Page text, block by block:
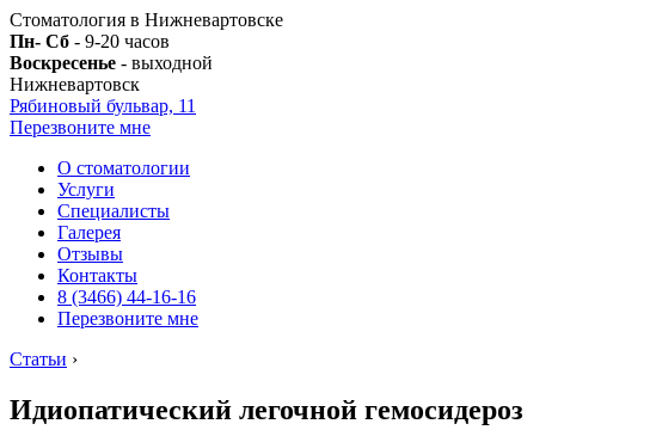
Стоматология в Нижневартовске
Пн- Сб - 9-20 часов
Воскресенье - выходной
Нижневартовск
Рябиновый бульвар, 11
Перезвоните мне
О стоматологии
Услуги
Специалисты
Галерея
Отзывы
Контакты
8 (3466) 44-16-16
Перезвоните мне
Статьи ›
Идиопатический легочной гемосидероз